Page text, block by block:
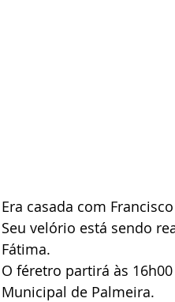
Era casada com
Seu velório está sendo
Fátima.
O féretro partirá às
Municipal de Palmeira.